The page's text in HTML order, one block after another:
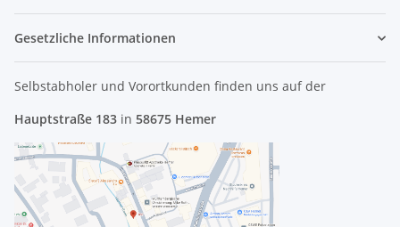
Gesetzliche Informationen
Selbstabholer und Vorortkunden finden uns auf der
Hauptstraße 183 in 58675 Hemer